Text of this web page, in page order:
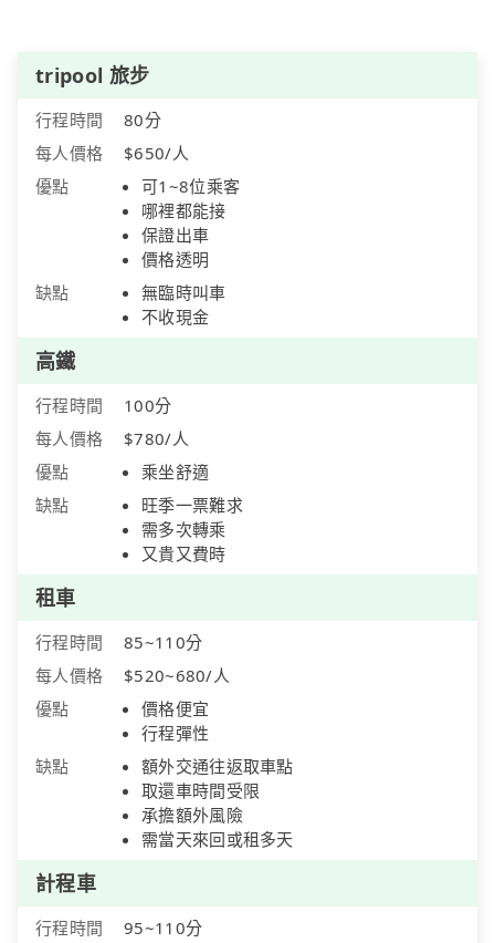
tripool 旅步
行程時間
80分
每人價格
$650/人
優點
可1~8位乘客
哪裡都能接
保證出車
價格透明
缺點
無臨時叫車
不收現金
高鐵
行程時間
100分
每人價格
$780/人
優點
乘坐舒適
缺點
旺季一票難求
需多次轉乘
又貴又費時
租車
行程時間
85~110分
每人價格
$520~680/人
優點
價格便宜
行程彈性
缺點
額外交通往返取車點
取還車時間受限
承擔額外風險
需當天來回或租多天
計程車
行程時間
95~110分